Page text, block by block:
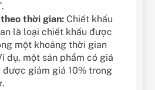
thời gian: Chiết khấu
là loại chiết khấu được
một khoảng thời gian
dụ, một sản phẩm có giá
được giảm giá 10% trong